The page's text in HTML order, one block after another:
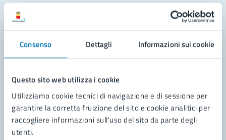
Consenso Dettagli Informazioni sui cookie
Questo sito web utilizza i cookie
Utilizziamo cookie tecnici di navigazione e di sessione per
garantire la corretta fruizione del sito e cookie analitici per
raccogliere informazioni sull'uso del sito da parte degli
utenti.
Leggi le domande frequenti
Richiedi assistenza
Prenota appuntamento
Problemi in città